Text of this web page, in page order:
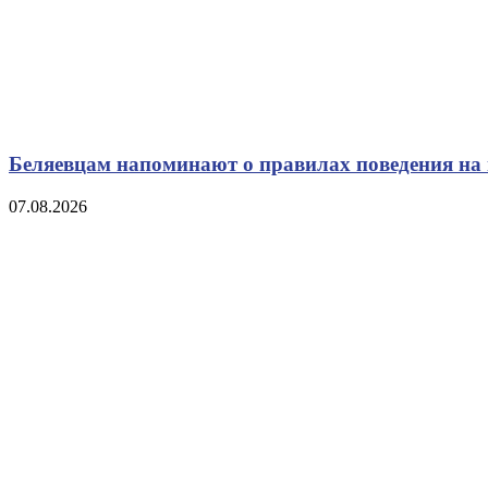
Беляевцам напоминают о правилах поведения на
07.08.2026